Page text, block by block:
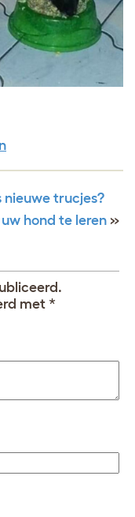
nieuwe trucjes?
hond te leren »
met *